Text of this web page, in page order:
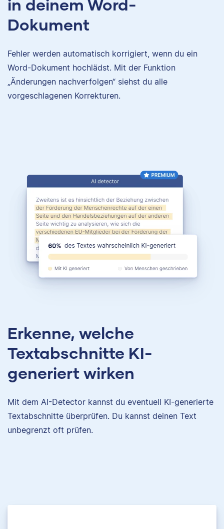
in deinem Word-
Dokument
Fehler werden automatisch korrigiert, wenn du ein
Word-Dokument hochlädst. Mit der Funktion
„Änderungen nachverfolgen“ siehst du alle
vorgeschlagenen Korrekturen.
Erkenne, welche
Textabschnitte KI-
generiert wirken
Mit dem AI-Detector kannst du eventuell KI-generierte
Textabschnitte überprüfen. Du kannst deinen Text
unbegrenzt oft prüfen.